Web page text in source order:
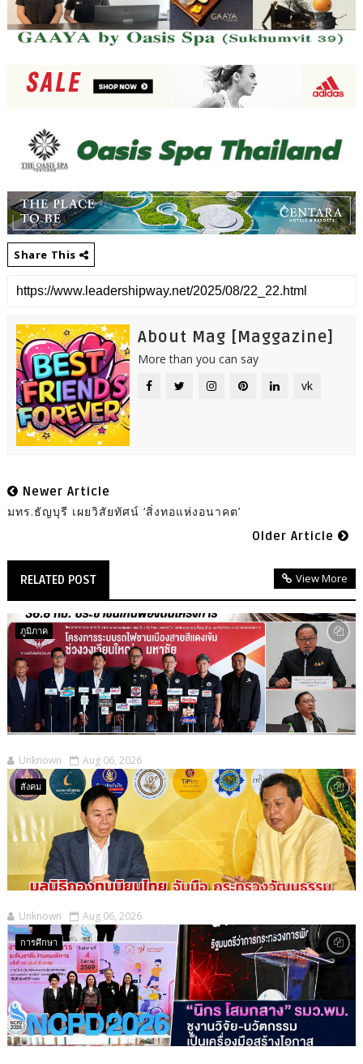
Share This
About Mag [Maggazine]
More than you can say
vk
Newer Article
มทร.ธัญบุรี เผยวิสัยทัศน์ ‘สิ่งทอแห่งอนาคต’
Older Article
RELATED POST View More
ภูมิภาค
Unknown Aug 06, 2026
สังคม
Unknown Aug 06, 2026
การศึกษา